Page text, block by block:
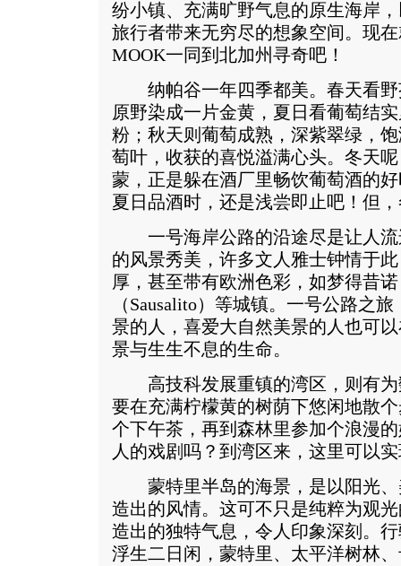
纷小镇、充满旷野气息的原生海岸
旅行者带来无穷尽的想象空间。现
MOOK一同到北加州寻奇吧！
纳帕谷一年四季都美。春天看野
原野染成一片金黄，夏日看葡萄结
粉；秋天则葡萄成熟，深紫翠绿，
萄叶，收获的喜悦溢满心头。冬天
蒙，正是躲在酒厂里畅饮葡萄酒的
夏日品酒时，还是浅尝即止吧！但
一号海岸公路的沿途尽是让人流
的风景秀美，许多文人雅士钟情于
厚，甚至带有欧洲色彩，如梦得昔
（Sausalito）等城镇。一号公路之
景的人，喜爱大自然美景的人也可
景与生生不息的生命。
高技科发展重镇的湾区，则有为
要在充满柠檬黄的树荫下悠闲地散
个下午茶，再到森林里参加个浪漫
人的戏剧吗？到湾区来，这里可以
蒙特里半岛的海景，是以阳光、
造出的风情。这可不只是纯粹为观
造出的独特气息，令人印象深刻。
浮生二日闲，蒙特里、太平洋树林